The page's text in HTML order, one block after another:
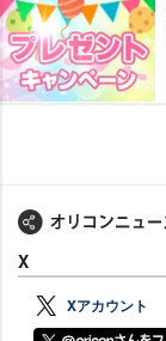
X
Xアカウント